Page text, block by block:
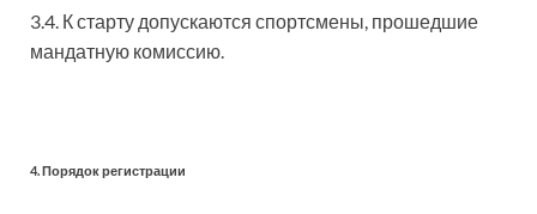
3.4. К старту допускаются спортсмены, прошедшие
мандатную комиссию.
4. Порядок регистрации